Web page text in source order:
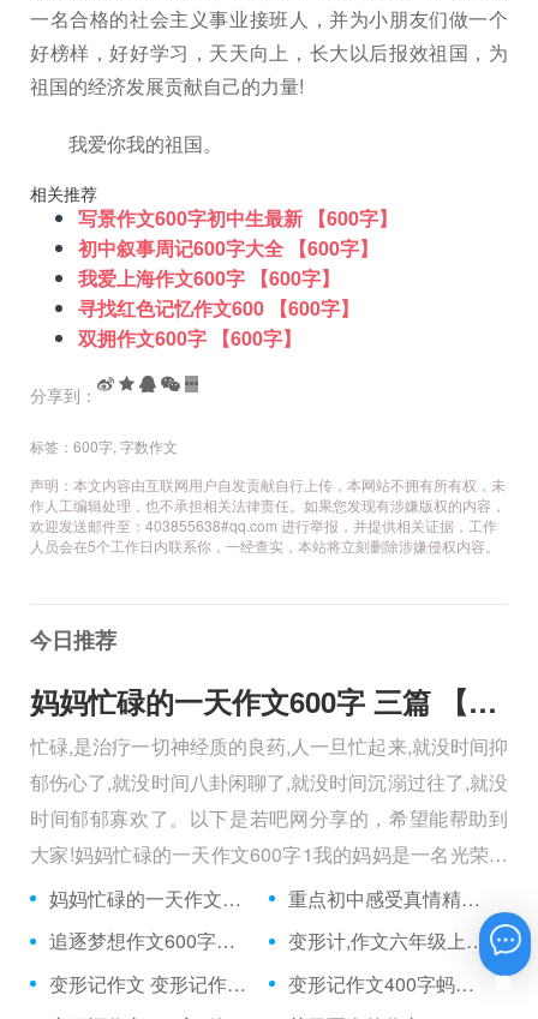
一名合格的社会主义事业接班人，并为小朋友们做一个
好榜样，好好学习，天天向上，长大以后报效祖国，为
祖国的经济发展贡献自己的力量!
我爱你我的祖国。
相关推荐
写景作文600字初中生最新 【600字】
初中叙事周记600字大全 【600字】
我爱上海作文600字 【600字】
寻找红色记忆作文600 【600字】
双拥作文600字 【600字】
分享到：
标签： 600字 字数作文
声明：本文内容由互联网用户自发贡献自行上传，本网站不拥有所有权，未
作人工编辑处理，也不承担相关法律责任。如果您发现有涉嫌版权的内容，
欢迎发送邮件至：403855638#qq.com 进行举报，并提供相关证据，工作
人员会在5个工作日内联系你，一经查实，本站将立刻删除涉嫌侵权内容。
今日推荐
妈妈忙碌的一天作文600字 三篇 【600字】
忙碌,是治疗一切神经质的良药,人一旦忙起来,就没时间抑
郁伤心了,就没时间八卦闲聊了,就没时间沉溺过往了,就没
时间郁郁寡欢了。以下是若吧网分享的，希望能帮助到
大家!妈妈忙碌的一天作文600字1我的妈妈是一名光荣的
人民警察，她总有做不完的事情。
妈妈忙碌的一天作文600字 三篇 【600字】
重点初中感受真情精选作文600字 3篇 【600字】
追逐梦想作文600字完美版 3篇 最新 【600字】
变形计,作文六年级上册400字左右 【400字】
变形记作文 变形记作文400字变成路灯 【400字】
变形记作文400字蚂蚁3篇 【400字】